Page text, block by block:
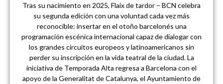
Tras su nacimiento en 2025, Flaix de tardor – BCN celebra
su segunda edición con una voluntad cada vez más
reconocible: insertar en el otoño barcelonés una
programación escénica internacional capaz de dialogar con
los grandes circuitos europeos y latinoamericanos sin
perder su inscripción en la vida teatral de la ciudad. La
iniciativa de Temporada Alta regresa a Barcelona con el
apoyo de la Generalitat de Catalunya, el Ayuntamiento de